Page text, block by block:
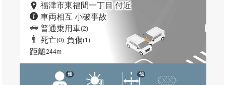
福津市東福間一丁目 付近
車両相互 小破事故
普通乗用車(2)
死亡(0) 負傷(1)
距離244m
他 他